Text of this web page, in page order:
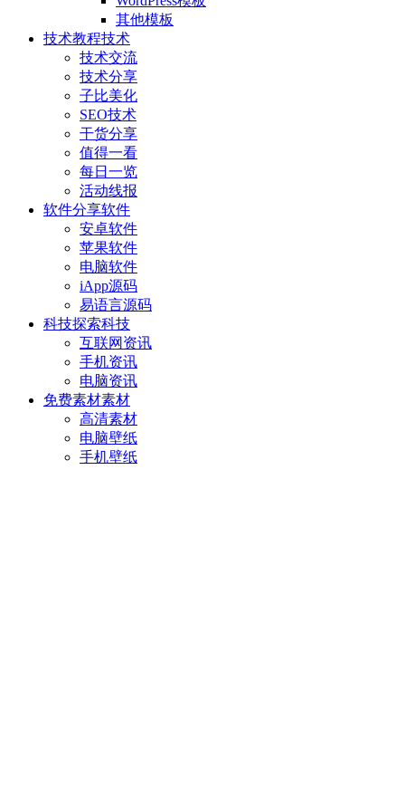
其他模板
技术教程技术
技术交流
技术分享
子比美化
SEO技术
干货分享
值得一看
每日一览
活动线报
软件分享软件
安卓软件
苹果软件
电脑软件
iApp源码
易语言源码
科技探索科技
互联网资讯
手机资讯
电脑资讯
免费素材素材
高清素材
电脑壁纸
手机壁纸